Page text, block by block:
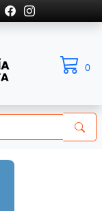
0